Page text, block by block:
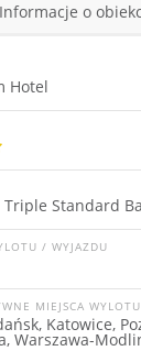
Informacje o
Hotel
Standard
/ WYJAZDU
MIEJSCA
Katowice,
Warszawa-